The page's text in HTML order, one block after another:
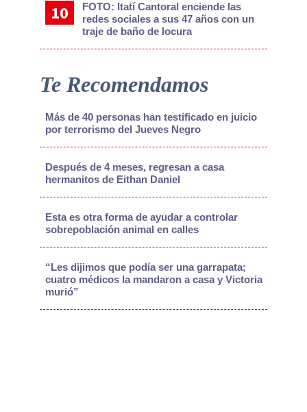
FOTO: Itatí Cantoral enciende las
redes sociales a sus 47 años con un
traje de baño de locura
Te Recomendamos
Más de 40 personas han testificado en juicio
por terrorismo del Jueves Negro
Después de 4 meses, regresan a casa
hermanitos de Eithan Daniel
Esta es otra forma de ayudar a controlar
sobrepoblación animal en calles
“Les dijimos que podía ser una garrapata;
cuatro médicos la mandaron a casa y Victoria
murió”